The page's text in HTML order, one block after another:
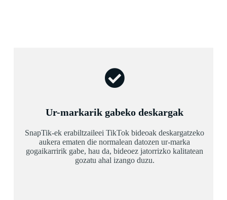
Ur-markarik gabeko deskargak
SnapTik-ek erabiltzaileei TikTok bideoak deskargatzeko
aukera ematen die normalean datozen ur-marka
gogaikarririk gabe, hau da, bideoez jatorrizko kalitatean
gozatu ahal izango duzu.